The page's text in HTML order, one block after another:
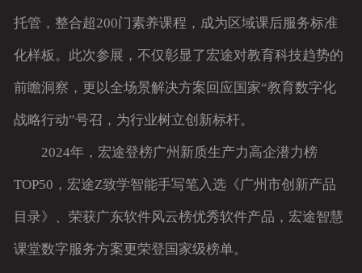
托管，整合超200门素养课程，成为区域课后服务标准
化样板。此次参展，不仅彰显了宏途对教育科技趋势的
前瞻洞察，更以全场景解决方案回应国家“教育数字化
战略行动”号召，为行业树立创新标杆。
2024年，宏途登榜广州新质生产力高企潜力榜
TOP50，宏途Z致学智能手写笔入选《广州市创新产品
目录》、荣获广东软件风云榜优秀软件产品，宏途智慧
课堂数字服务方案更荣登国家级榜单。